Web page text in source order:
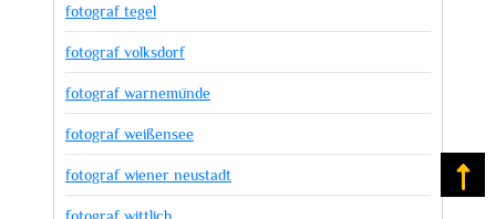
fotograf tegel
fotograf volksdorf
fotograf warnemünde
fotograf weißensee
fotograf wiener neustadt